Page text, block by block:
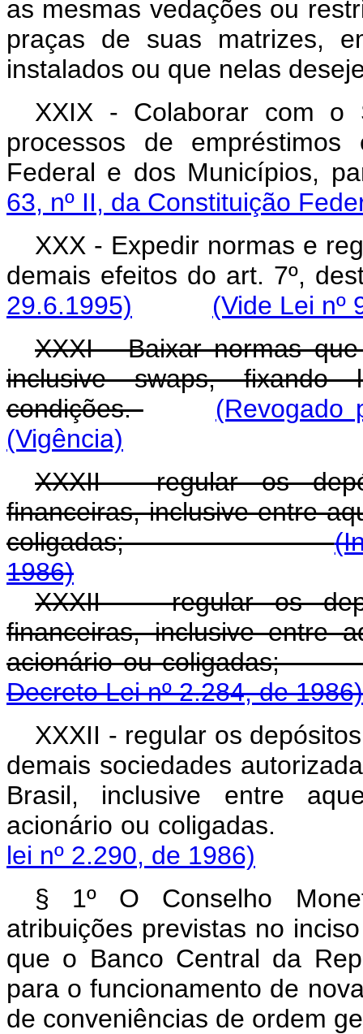
as mesmas vedações ou
praças de suas matrizes,
instalados ou que nelas
XXIX - Colaborar com o
processos de
Federal e dos Municípios,
63, nº II, da Constituição
XXX - Expedir normas e
demais efeitos do art.
29.6.1995)
(Vide Lei nº
XXXI - Baixar normas
inclusive swaps,
condições.
(Revogado
(Vigência)
XXXII - regular os
financeiras, inclusive entre
coligadas;
1986)
XXXII - regular os
financeiras, inclusive entre
acionário ou
Decreto Lei nº 2.284, de 1986)
XXXII - regular os
demais sociedades
Brasil, inclusive entre
acionário ou
lei nº 2.290, de 1986)
§ 1º O Conselho
atribuições previstas no
que o Banco Central da
para o funcionamento de
de conveniências de ordem